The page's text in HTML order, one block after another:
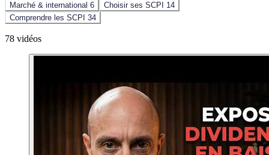
Marché & international 6 Choisir ses SCPI
14
Comprendre les SCPI 34
78 vidéos